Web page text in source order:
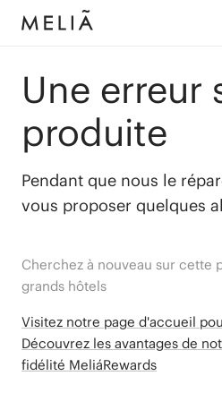
Une erreur
produite
Pendant que nous le
vous proposer quelques
Cherchez à nouveau sur cette
grands hôtels
Visitez notre page d'accueil
Découvrez les avantages de
fidélité MeliáRewards